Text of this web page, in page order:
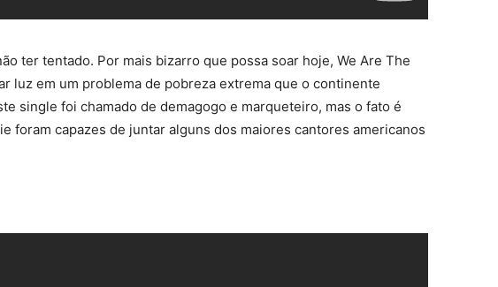
ter tentado. Por mais bizarro que possa soar hoje, We Are The
luz em um problema de pobreza extrema que o continente
single foi chamado de demagogo e marqueteiro, mas o fato é
foram capazes de juntar alguns dos maiores cantores americanos